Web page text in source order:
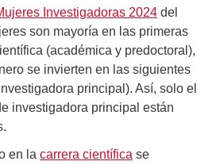
Investigadoras 2024 del
son mayoría en las primeras
(académica y predoctoral),
se invierten en las siguientes
principal). Así, solo el
investigadora principal están
en la carrera científica se